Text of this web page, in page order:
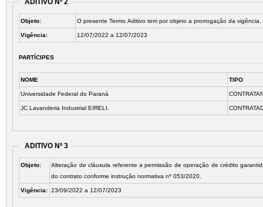
ADITIVO Nº 2
Objeto: O presente Termo Aditivo tem por objeto a prorrogação da vigência.
Vigência: 12/07/2022 a 12/07/2023
PARTÍCIPES
NOME TIPO
Universidade Federal do Paraná
JC Lavanderia Industrial EIRELI.
ADITIVO Nº 3
Objeto:
Alteração de cláusula referente a permissão de operação de crédito
do contrato conforme instrução normativa nº 053/2020.
Vigência: 23/09/2022 a 12/07/2023